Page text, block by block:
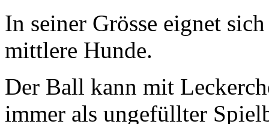
In seiner Grösse eignet
mittlere Hunde.
Der Ball kann mit
immer als ungefüllter